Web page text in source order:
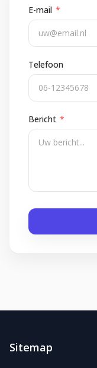
E-mail *
Telefoon
Bericht *
Sitemap